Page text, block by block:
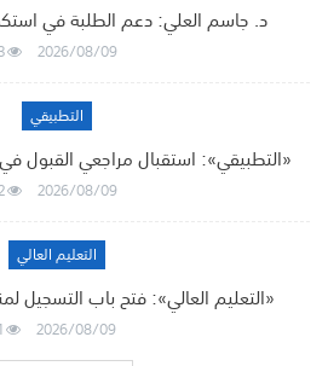
د. جاسم العلي: دعم الطلبة في
2026/08/09
التطبيقي
«التطبيقي»: استقبال مراجعي القبول في
2026/08/09
التعليم العالي
«التعليم العالي»: فتح باب التسجيل
2026/08/09